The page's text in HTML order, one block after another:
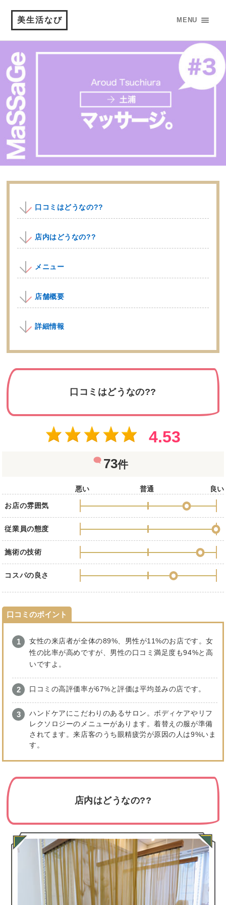
美生活なび MENU
口コミはどうなの??
店内はどうなの??
メニュー
店舗概要
詳細情報
口コミはどうなの??
4.53
73件
悪い 普通 良い
お店の雰囲気
従業員の態度
施術の技術
コスパの良さ
口コミのポイント
女性の来店者が全体の89%、男性が11%のお店です。女
性の比率が高めですが、男性の口コミ満足度も94%と高
いですよ。
口コミの高評価率が67%と評価は平均並みの店です。
ハンドケアにこだわりのあるサロン。ボディケアやリフ
レクソロジーのメニューがあります。着替えの服が準備
されてます。来店客のうち眼精疲労が原因の人は9%いま
す。
店内はどうなの??